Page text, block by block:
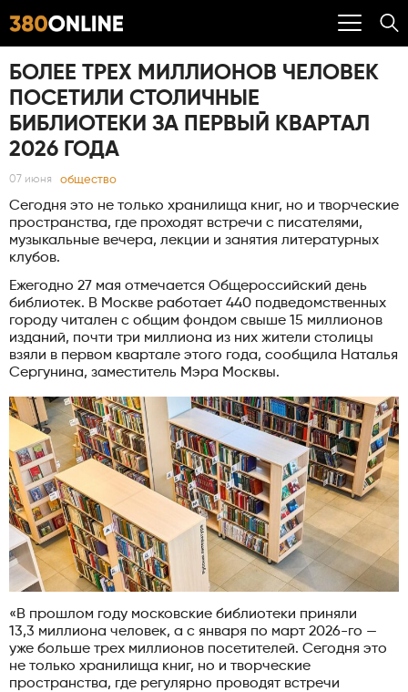
БОЛЕЕ ТРЕХ МИЛЛИОНОВ ЧЕЛОВЕК
ПОСЕТИЛИ СТОЛИЧНЫЕ
БИБЛИОТЕКИ ЗА ПЕРВЫЙ КВАРТАЛ
2026 ГОДА
07 июня общество
Сегодня это не только хранилища книг, но и творческие
пространства, где проходят встречи с писателями,
музыкальные вечера, лекции и занятия литературных
клубов.
Ежегодно 27 мая отмечается Общероссийский день
библиотек. В Москве работает 440 подведомственных
городу читален с общим фондом свыше 15 миллионов
изданий, почти три миллиона из них жители столицы
взяли в первом квартале этого года, сообщила Наталья
Сергунина, заместитель Мэра Москвы.
«В прошлом году московские библиотеки приняли
13,3 миллиона человек, а с января по март 2026-го —
уже больше трех миллионов посетителей. Сегодня это
не только хранилища книг, но и творческие
пространства, где регулярно проводят встречи